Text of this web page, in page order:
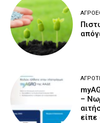
–
είπε